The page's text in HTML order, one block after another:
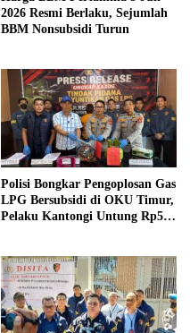
2026 Resmi Berlaku, Sejumlah
BBM Nonsubsidi Turun
Polisi Bongkar Pengoplosan Gas
LPG Bersubsidi di OKU Timur,
Pelaku Kantongi Untung Rp50